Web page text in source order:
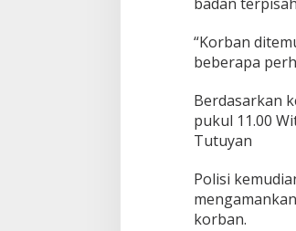
r
“Korban
beberapa
Berdasarkan
pukul 11.00
Tutuyan
Polisi
korban.